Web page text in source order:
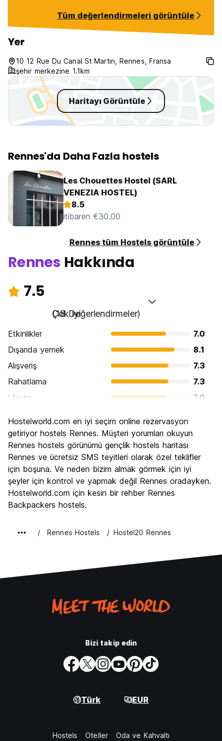
Tüm değerlendirmeleri görüntüle
Yer
10 12 Rue Du Canal St Martin, Rennes, Fransa
şehir merkezine 1.1km
Haritayı Görüntüle
Rennes'da Daha Fazla hostels
Les Chouettes Hostel (SARL
VENEZIA HOSTEL)
8.5
itibaren €30.00
Rennes tüm Hostels görüntüle
Rennes Hakkında
7.5
Çok iyi
(18 Değerlendirmeler)
Etkinlikler
7.0
Dışarıda yemek
8.1
Alışveriş
7.3
Rahatlama
7.3
Ulasim
7.0
Kültür
Gece hayatı
Ekonomik
7.1
Hostelworld.com en iyi seçim online rezervasyon
getiriyor hostels Rennes. Müşteri yorumları okuyun
Rennes hostels görünümü gençlik hostels haritası
Rennes ve ücretsiz SMS teyitleri olarak özel teklifler
için boşuna. Ve neden bizim almak görmek için iyi
şeyler için kontrol ve yapmak değil Rennes oradayken.
Hostelworld.com için kesin bir rehber Rennes
Backpackers hostels.
Rennes Hostels Hostel20 Rennes
Bizi takip edin
Türk EUR
Hostels Oteller Oda ve Kahvaltı